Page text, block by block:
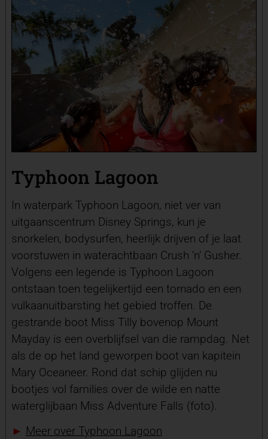
Typhoon Lagoon
In waterpark Typhoon Lagoon, niet ver van
uitgaanscentrum Disney Springs, kun je
snorkelen, bodysurfen, heerlijk drijven of je laat
voorstuwen in waterachtbaan Crush ‘n’ Gusher.
Volgens een legende is Typhoon Lagoon
ontstaan toen tegelijkertijd een tornado en een
vulkaanuitbarsting het gebied troffen. De
gestrande boot Miss Tilly bovenop Mount
Mayday is een overblijfsel van die rampdag. Net
als de op het land geworpen boot van kapitein
Mary Oceaneer. Rond dat schip glijden nu
bootjes vol families over de wilde en natte
waterglijbaan Miss Adventure Falls (foto).
► Meer over Typhoon Lagoon